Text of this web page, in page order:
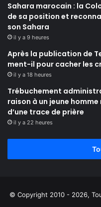
Sahara marocain : la
de sa position et
son Sahara
il y a 9 heures
Après la publication de
ment-il pour cacher les
il y a 18 heures
Trébuchement
raison à un jeune
d’une trace de prière
il y a 22 heures
© Copyright 2010 - 2026,